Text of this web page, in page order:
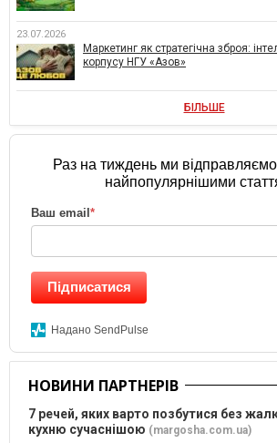
23.07.2026
Маркетинг як стратегічна зброя:
корпусу НГУ «Азов»
БІЛЬШЕ
Раз на тиждень ми
найпопулярнішими
Ваш email*
Підписатися
Надано SendPulse
НОВИНИ ПАРТНЕРІВ
7 речей, яких варто позбутися без
кухню сучаснішою (margosha.com.ua)